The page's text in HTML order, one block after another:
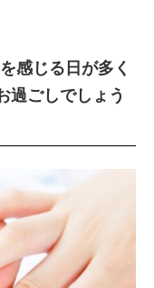
感じる日が多く
過ごしでしょう